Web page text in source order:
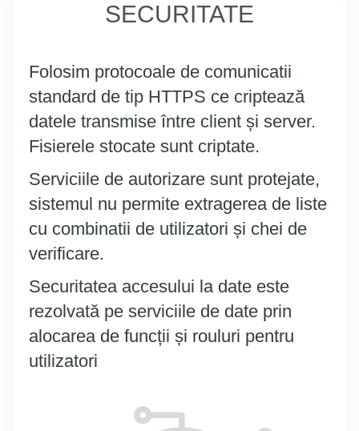
SECURITATE
Folosim protocoale de comunicatii
standard de tip HTTPS ce criptează
datele transmise între client și server.
Fisierele stocate sunt criptate.
Serviciile de autorizare sunt protejate,
sistemul nu permite extragerea de liste
cu combinatii de utilizatori și chei de
verificare.
Securitatea accesului la date este
rezolvată pe serviciile de date prin
alocarea de funcții și rouluri pentru
utilizatori